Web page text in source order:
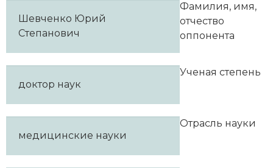
Шевченко Юрий
Степанович
Фамилия, имя,
отчество
оппонента
доктор наук
Ученая степень
медицинские науки
Отрасль науки